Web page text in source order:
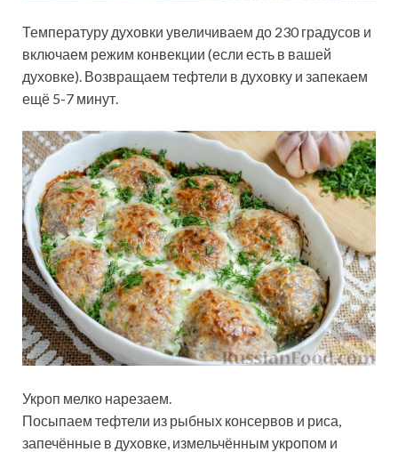
Температуру духовки увеличиваем до 230 градусов и
включаем режим конвекции (если есть в вашей
духовке). Возвращаем тефтели в духовку и запекаем
ещё 5-7 минут.
Укроп мелко нарезаем.
Посыпаем тефтели из рыбных консервов и риса,
запечённые в духовке, измельчённым укропом и